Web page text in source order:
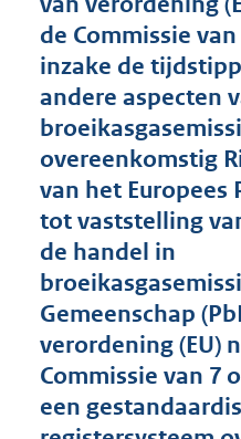
de Commissie
inzake de
andere aspecten
overeenkomstig
van het Europees
tot vaststelling
de handel in
Gemeenschap
verordening (EU)
Commissie van 7
een